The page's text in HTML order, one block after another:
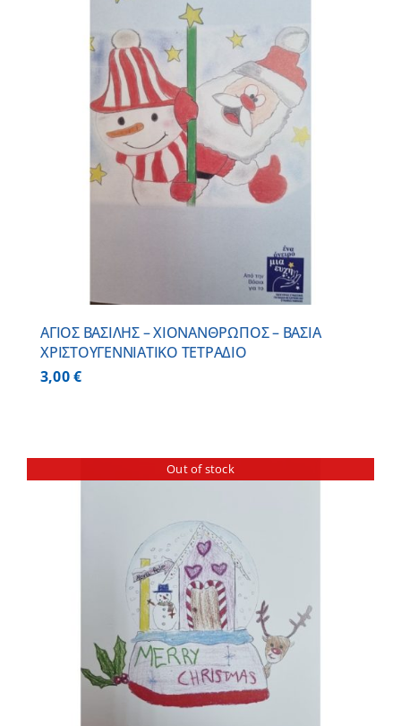
ΑΓΙΟΣ ΒΑΣΙΛΗΣ – ΧΙΟΝΑΝΘΡΩΠΟΣ – ΒΑΣΙΑ
ΧΡΙΣΤΟΥΓΕΝΝΙΑΤΙΚΟ ΤΕΤΡΑΔΙΟ
3,00€
Out of stock